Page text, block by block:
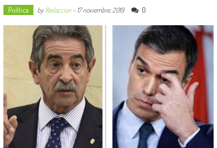
Política byRedaccion- 17 noviembre, 2019 0